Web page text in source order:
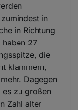
in
in Richtung
haben 27
die
klammern,
Dagegen
es zu großen
Zahl alter